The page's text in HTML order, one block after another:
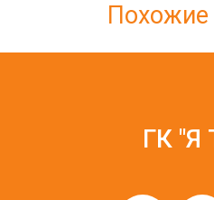
Похожие
ГК "Я